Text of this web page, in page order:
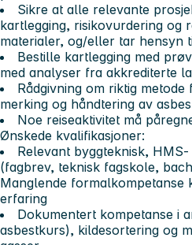
Sikre at alle relevante
kartlegging, risikovurdering og
materialer, og/eller tar hensyn
Bestille kartlegging med
med analyser fra akkrediterte
Rådgivning om riktig
merking og håndtering av
Noe reiseaktivitet må
Ønskede kvalifikasjoner:
Relevant byggteknisk,
(fagbrev, teknisk fagskole,
Manglende formalkompetanse
erfaring
Dokumentert kompetanse i
asbestkurs), kildesortering og